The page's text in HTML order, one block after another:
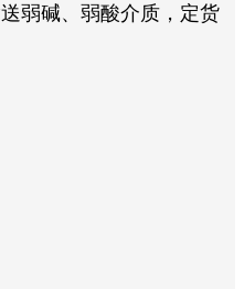
弱碱、弱酸介质，定货